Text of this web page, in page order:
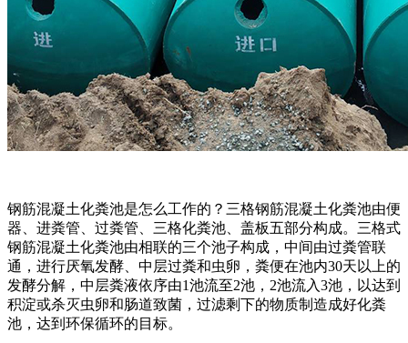
钢筋混凝土化粪池是怎么工作的？三格钢筋混凝土化粪池由便
器、进粪管、过粪管、三格化粪池、盖板五部分构成。三格式
钢筋混凝土化粪池由相联的三个池子构成，中间由过粪管联
通，进行厌氧发酵、中层过粪和虫卵，粪便在池内30天以上的
发酵分解，中层粪液依序由1池流至2池，2池流入3池，以达到
积淀或杀灭虫卵和肠道致菌，过滤剩下的物质制造成好化粪
池，达到环保循环的目标。